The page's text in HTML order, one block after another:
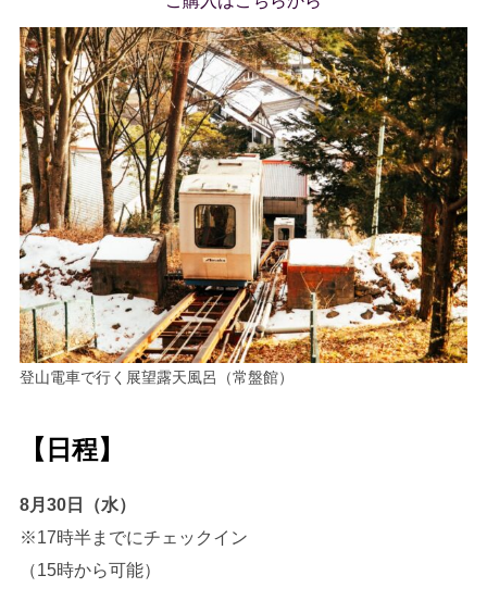
登山電車で行く展望露天風呂（常盤館）
【日程】
8月30日（水）
※17時半までにチェックイン
（15時から可能）